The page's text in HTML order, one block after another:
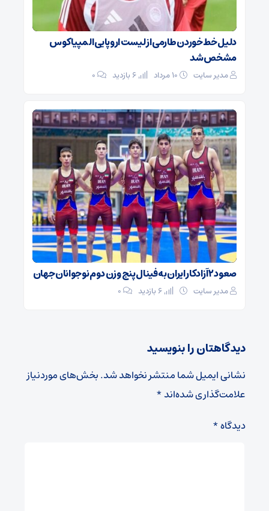
دلیل خط خوردن طارمی از لیست اروپایی المپیاکوس
مشخص شد
مدیر سایت ۰
صعود ۲ آزادکار ایران به فینال پنج وزن دوم نوجوانان جهان
مدیر سایت ۰
دیدگاهتان را بنویسید
نشانی ایمیل شما منتشر نخواهد شد.بخش‌های موردنیاز
علامت‌گذاری شده‌اند*
دیدگاه*